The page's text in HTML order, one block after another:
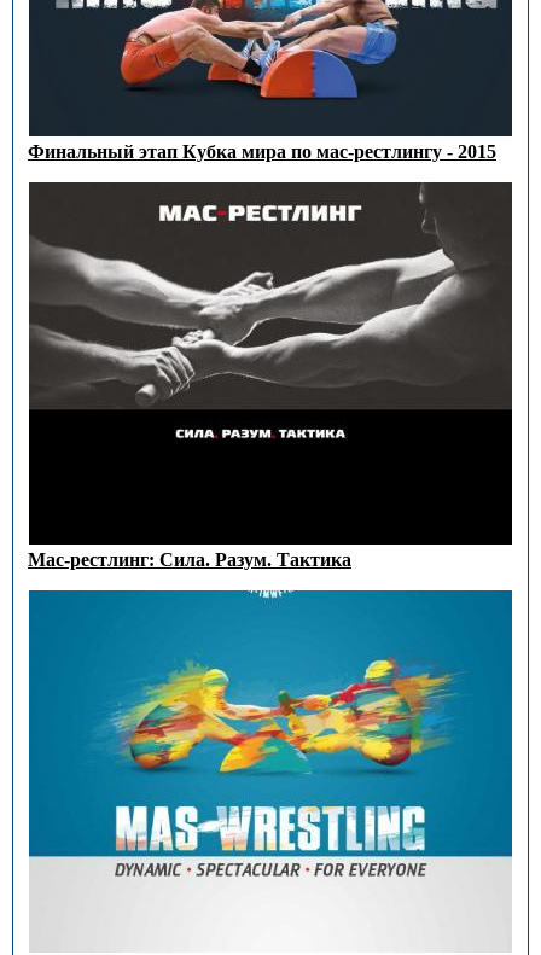
Финальный этап Кубка мира по мас-рестлингу - 2015
Мас-рестлинг: Сила. Разум. Тактика